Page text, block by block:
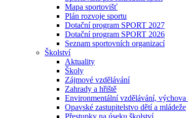
Mapa sportovišť
Plán rozvoje sportu
Dotační program SPORT 2027
Dotační program SPORT 2026
Seznam sportovních organizací
Školství
Aktuality
Školy
Zájmové vzdělávání
Zahrady a hřiště
Environmentální vzdělávání, výchova
Opavské zastupitelstvo dětí a mládeže